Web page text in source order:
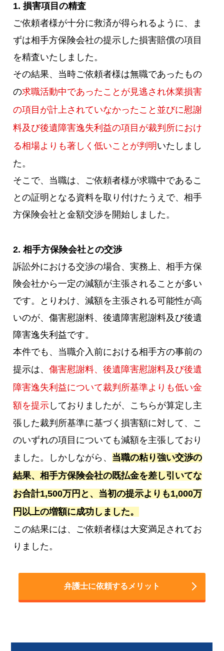
1. 損害項目の精査
ご依頼者様が十分に救済が得られるように、ま
ずは相手方保険会社の提示した損害賠償の項目
を精査いたしました。
その結果、当時ご依頼者様は無職であったもの
の求職活動中であったことが見逃され休業損害
の項目が計上されていなかったこと並びに慰謝
料及び後遺障害逸失利益の項目が裁判所におけ
る相場よりも著しく低いことが判明 いたしまし
た。
そこで、当職は、ご依頼者様が求職中であるこ
との証明となる資料を取り付けたうえで、相手
方保険会社と金額交渉を開始しました。
2. 相手方保険会社との交渉
訴訟外における交渉の場合、実務上、相手方保
険会社から一定の減額が主張されることが多い
です。とりわけ、減額を主張される可能性が高
いのが、傷害慰謝料、後遺障害慰謝料及び後遺
障害逸失利益です。
本件でも、当職介入前における相手方の事前の
提示は、傷害慰謝料、後遺障害慰謝料及び後遺
障害逸失利益について裁判所基準よりも低い金
額を提示 しておりましたが、こちらが算定し主
張した裁判所基準に基づく損害額に対して、こ
のいずれの項目についても減額を主張しており
ました。しかしながら、 当職の粘り強い交渉の
結果、相手方保険会社の既払金を差し引いてな
お合計1,500万円と、当初の提示よりも1,000万
円以上の増額に成功しました。
この結果には、ご依頼者様は大変満足されてお
りました。
弁護士に依頼するメリット